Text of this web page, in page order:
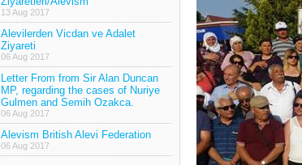
13 Aug 2017
Alevilerden Vicdan ve Adalet
Ziyareti
06 Aug 2017
Letter From from Sir Alan Duncan
MP, regarding the cases of Nuriye
Gulmen and Semih Ozakca.
06 Aug 2017
Alevism British Alevi Federation
06 Aug 2017